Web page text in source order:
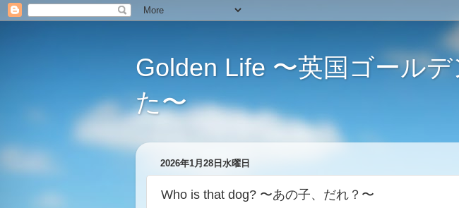
Golden Life 〜英国ゴール
た〜
2026年1月28日水曜日
Who is that dog? 〜あの子、だれ？〜